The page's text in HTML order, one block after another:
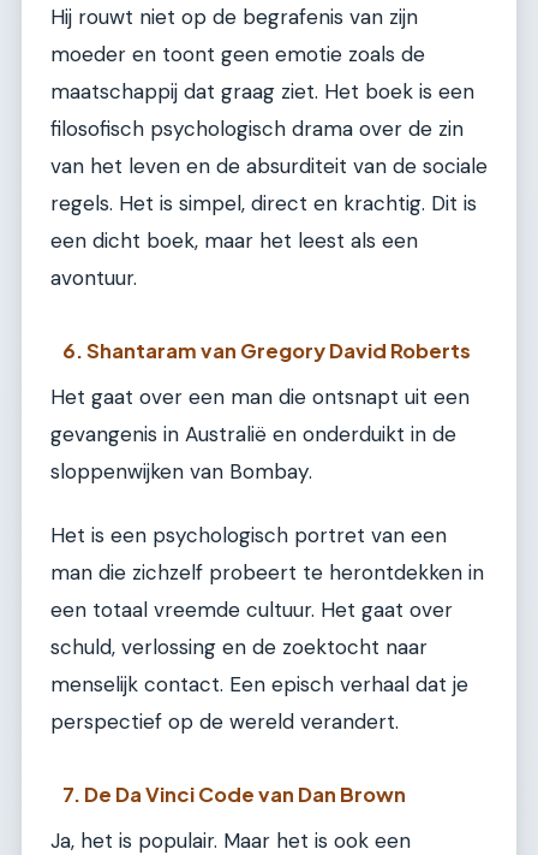
Hij rouwt niet op de begrafenis van zijn
moeder en toont geen emotie zoals de
maatschappij dat graag ziet. Het boek is een
filosofisch psychologisch drama over de zin
van het leven en de absurditeit van de sociale
regels. Het is simpel, direct en krachtig. Dit is
een dicht boek, maar het leest als een
avontuur.
6. Shantaram van Gregory David Roberts
Het gaat over een man die ontsnapt uit een
gevangenis in Australië en onderduikt in de
sloppenwijken van Bombay.
Het is een psychologisch portret van een
man die zichzelf probeert te herontdekken in
een totaal vreemde cultuur. Het gaat over
schuld, verlossing en de zoektocht naar
menselijk contact. Een episch verhaal dat je
perspectief op de wereld verandert.
7. De Da Vinci Code van Dan Brown
Ja, het is populair. Maar het is ook een